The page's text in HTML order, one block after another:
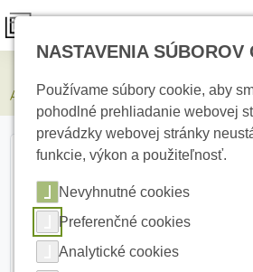
AJAX Superior DoorProtect G3 Fibra
NASTAVENIA SÚBOROV
Používame súbory cookie, aby
pohodlné prehliadanie webovej
prevádzky webovej stránky
funkcie, výkon a použiteľnosť.
Nevyhnutné cookies
Preferenčné cookies
Analytické cookies